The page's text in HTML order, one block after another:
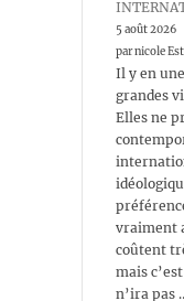
5 août 2026
par nicole
Il y en
grandes
Elles ne
vraiment
coûtent
mais
n’ira pas